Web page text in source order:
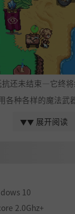
还未结束—它终将
各种各样的魔法武
造成额外伤害的高
十种炮塔可供选
包括钉条、绊线炸
▼▼ 展开阅读
10
2.0Ghz+